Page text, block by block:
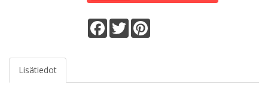
Facebook
Twitter
Lisätiedot